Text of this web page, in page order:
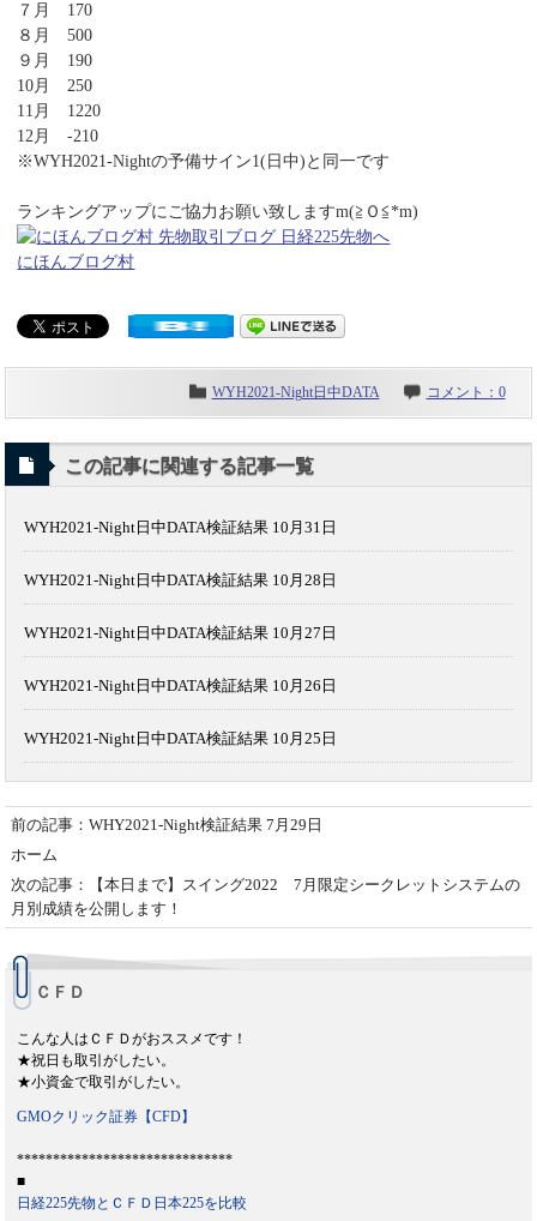
７月 170
８月 500
９月 190
10月 250
11月 1220
12月 -210
※WYH2021-Nightの予備サイン1(日中)と同一です
ランキングアップにご協力お願い致しますm(≧Ｏ≦*m)
にほんブログ村
WYH2021-Night日中DATA コメント：0
この記事に関連する記事一覧
WYH2021-Night日中DATA検証結果 10月31日
WYH2021-Night日中DATA検証結果 10月28日
WYH2021-Night日中DATA検証結果 10月27日
WYH2021-Night日中DATA検証結果 10月26日
WYH2021-Night日中DATA検証結果 10月25日
前の記事：WHY2021-Night検証結果 7月29日
ホーム
次の記事：【本日まで】スイング2022 7月限定シークレットシステムの
月別成績を公開します！
ＣＦＤ
こんな人はＣＦＤがおススメです！
★祝日も取引がしたい。
★小資金で取引がしたい。
GMOクリック証券【CFD】
******************************
■
日経225先物とＣＦＤ日本225を比較